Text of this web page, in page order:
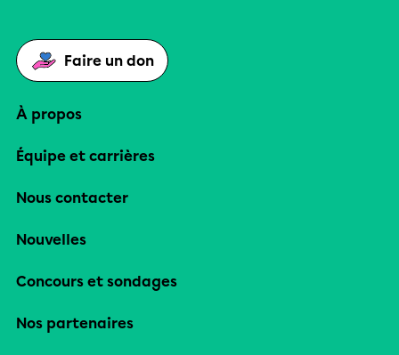
Faire un don
À propos
Équipe et carrières
Nous contacter
Nouvelles
Concours et sondages
Nos partenaires